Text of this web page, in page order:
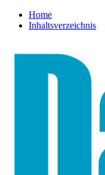
Home
Inhaltsverzeichnis